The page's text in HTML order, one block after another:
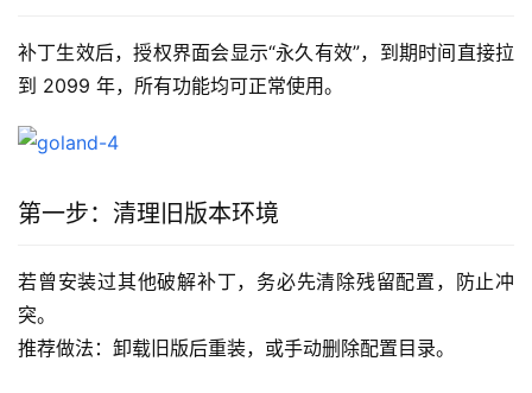
补丁生效后，授权界面会显示“永久有效”，到期时间直接拉
到 2099 年，所有功能均可正常使用。
第一步：清理旧版本环境
若曾安装过其他破解补丁，务必先清除残留配置，防止冲
突。
推荐做法：卸载旧版后重装，或手动删除配置目录。